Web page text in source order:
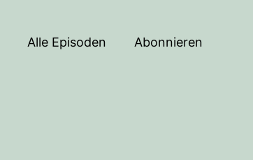
Alle Episoden Abonnieren